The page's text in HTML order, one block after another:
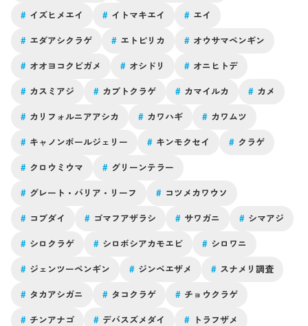
# イズヒメエイ # イトマキエイ # エイ
# エダアシクラゲ # エトピリカ # オウサマペンギン
# オオヨコクビガメ # オシドリ # オニヒトデ
# カスミアジ # カブトクラゲ # カマイルカ # カメ
# カリフォルニアアシカ # カワハギ # カワムツ
# キャノンボールジェリー # キンモクセイ # クラゲ
# クロウミウマ # グリーンテラー
# グレート・バリア・リーフ # コツメカワウソ
# コブダイ # ゴマフアザラシ # サワガニ # シマアジ
# シロクラゲ # シロボシアカモエビ # シロワニ
# ジェンツーペンギン # ジンベエザメ # スナメリ調査
# タカアシガニ # タコクラゲ # チョウクラゲ
# チンアナゴ # デバスズメダイ # トラフザメ